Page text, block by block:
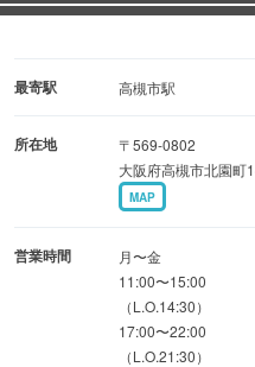
◆和の寛ぎ空間：都会の喧
◆好アクセス：駅近の好立
◆充実の飲み放題付プラン
記念日にも最適な構成
◆演出サポート：マイク・
てる宴会を応援
◆真心の接遇：和装スタッ
最寄駅 高槻市駅
所在地
〒569-0802
大阪府高槻市北園町
MAP
営業時間
月〜金
11:00〜15:00
（L.O.14:30）
17:00〜22:00
（L.O.21:30）